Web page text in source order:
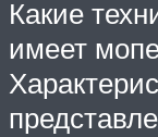
Какие
имеет